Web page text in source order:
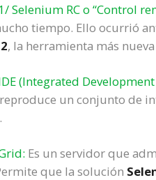
Selenium RC o “Control
tiempo. Ello ocurrió
, la herramienta más
(Integrated
un conjunto de
Es un servidor que
que la solución